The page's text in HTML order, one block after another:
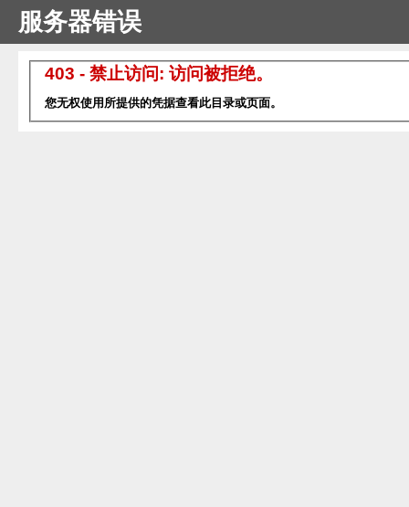
服务器错误
403 - 禁止访问: 访问被拒绝。
您无权使用所提供的凭据查看此目录或页面。